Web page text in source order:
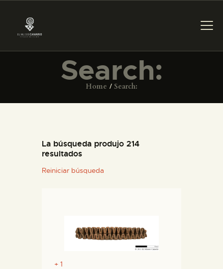
Search:
Home Search:
DAS MUSEUM
DIENSTLEISTUNGEN
DIGITALE RESSOURCEN
La búsqueda produjo 214
resultados
Reiniciar búsqueda
+ 1